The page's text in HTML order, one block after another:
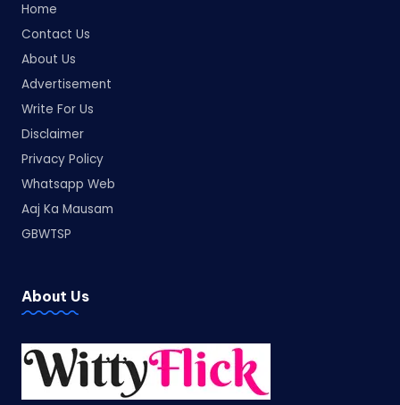
Home
Contact Us
About Us
Advertisement
Write For Us
Disclaimer
Privacy Policy
Whatsapp Web
Aaj Ka Mausam
GBWTSP
About Us